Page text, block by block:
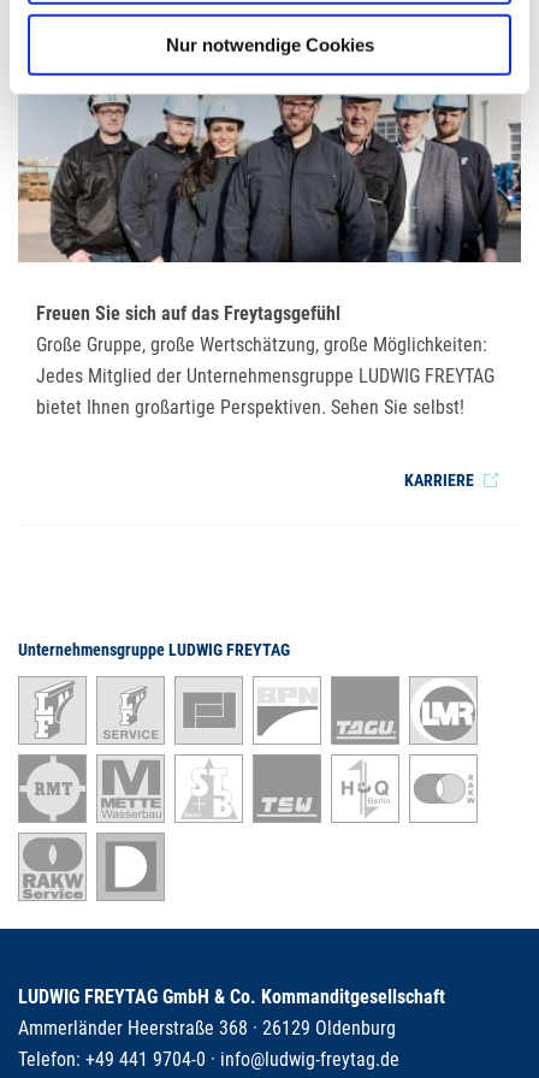
Nur notwendige Cookies
Freuen Sie sich auf das Freytagsgefühl
Große Gruppe, große Wertschätzung, große Möglichkeiten:
Jedes Mitglied der Unternehmensgruppe LUDWIG FREYTAG
bietet Ihnen großartige Perspektiven. Sehen Sie selbst!
KARRIERE
Unternehmensgruppe LUDWIG FREYTAG
LUDWIG FREYTAG GmbH & Co. Kommanditgesellschaft
Ammerländer Heerstraße 368 · 26129 Oldenburg
Telefon: +49 441 9704-0 · info@ludwig-freytag.de